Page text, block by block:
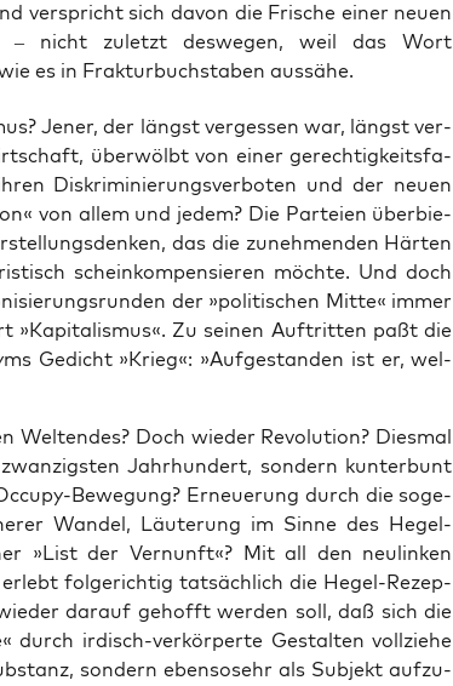
verspricht sich davon die Frische einer neuen
– nicht zuletzt deswegen, weil das Wort
es in Frakturbuchstaben aussähe.
Jener, der längst ver­ges­sen war, längst ver­
über­wölbt von einer gerech­tig­keits­fa­
Dis­kri­mi­nie­rungs­ver­bo­ten und der neu­en
von allem und jedem? Die Par­tei­en über­bie­
das die zuneh­men­den Här­ten
schein­kom­pen­sie­ren möch­te. Und doch
der »poli­ti­schen Mit­te« immer
»Kapi­ta­lis­mus«. Zu sei­nen Auf­trit­ten paßt die
Gedicht »Krieg«: »Auf­ge­stan­den ist er, wel­
Welt­endes? Doch wie­der Revo­lu­ti­on? Dies­mal
Jahr­hun­dert, son­dern kun­ter­bunt
Bewe­gung? Erneue­rung durch die soge­
Wan­del, Läu­te­rung im Sin­ne des Hegel­
»List der Ver­nunft«? Mit all den neu­lin­ken
fol­ge­rich­tig tat­säch­lich die Hegel-Rezep­
dar­auf gehofft wer­den soll, daß sich die
durch irdisch-ver­kör­per­te Gestal­ten voll­zie­he
son­dern eben­so­sehr als Sub­jekt auf­zu­